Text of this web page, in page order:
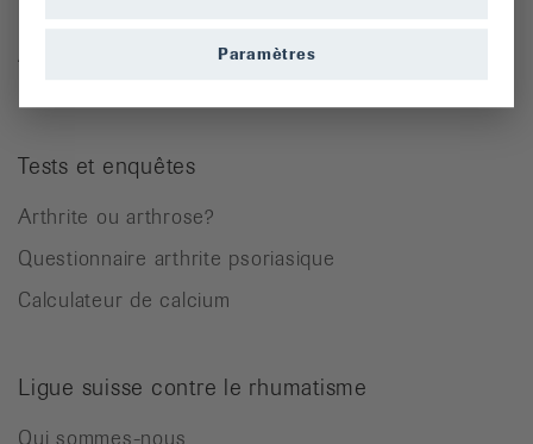
Autres maladies rhumatismales
Tests et enquêtes
Arthrite ou arthrose?
Questionnaire arthrite psoriasique
Calculateur de calcium
Ligue suisse contre le rhumatisme
Qui sommes-nous
Paramètres